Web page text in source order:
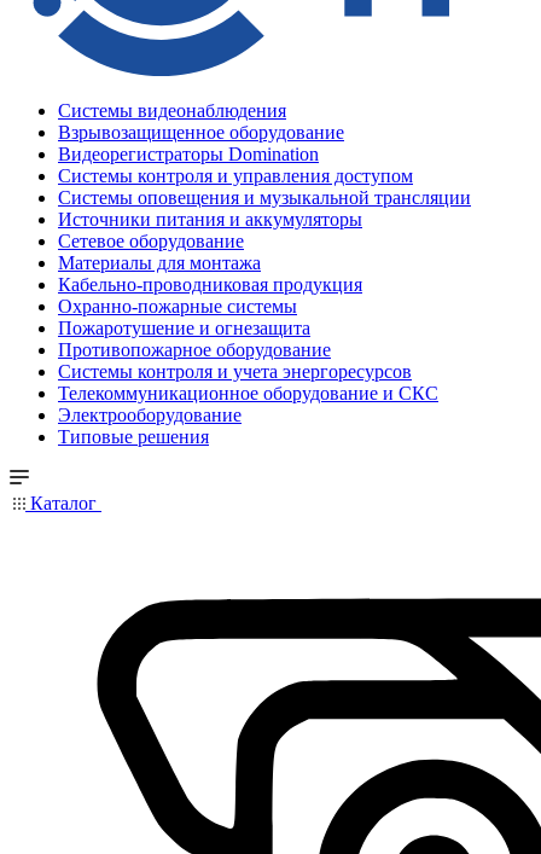
Системы видеонаблюдения
Взрывозащищенное оборудование
Видеорегистраторы Domination
Системы контроля и управления доступом
Системы оповещения и музыкальной трансляции
Источники питания и аккумуляторы
Сетевое оборудование
Материалы для монтажа
Кабельно-проводниковая продукция
Охранно-пожарные системы
Пожаротушение и огнезащита
Противопожарное оборудование
Системы контроля и учета энергоресурсов
Телекоммуникационное оборудование и СКС
Электрооборудование
Типовые решения
Каталог